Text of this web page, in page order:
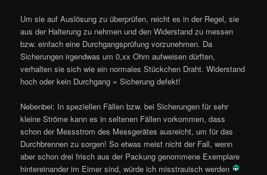
Um sie auf Auslösung zu überprüfen, reicht es in der Regel, sie
aus der Halterung zu nehmen und den Widerstand zu messen
bzw. einfach eine Durchgangsprüfung vorzunehmen. Da
Sicherungen irgendwas um 0,xx Ohm aufweisen dürften,
verhalten sie sich wie ein normales Stückchen Draht. Widerstand
hoch oder kein Durchgang = Sicherung defekt!
Nebenbei: In speziellen Fällen bzw. bei Sicherungen für sehr
kleine Ströme kann es in seltenen Fällen vorkommen, dass
schon der Messstrom des Messgerätes ausreicht, um für das
Durchbrennen zu sorgen! So etwas meist nicht der Fall, wenn
aber schon drei frisch aus der Packung genommene Exemplare
hintereinander im Eimer sind, würde ich misstrauisch werden